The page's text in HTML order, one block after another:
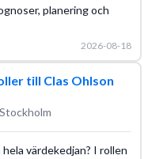
planering och
2026-08-18
till Clas Ohlson
värdekedjan? I rollen